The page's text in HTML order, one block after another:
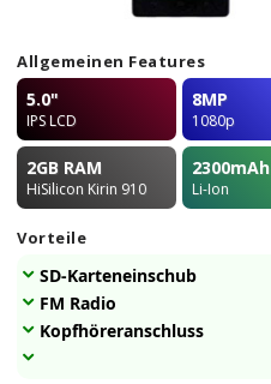
Allgemeinen Features
5.0"
IPS LCD
8MP
1080p
2GB RAM
HiSilicon Kirin 910
2300mAh
Li-Ion
Vorteile
SD-Karteneinschub
FM Radio
Kopfhöreranschluss